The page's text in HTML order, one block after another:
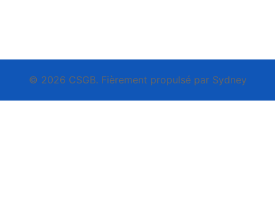
© 2026 CSGB. Fièrement propulsé par Sydney